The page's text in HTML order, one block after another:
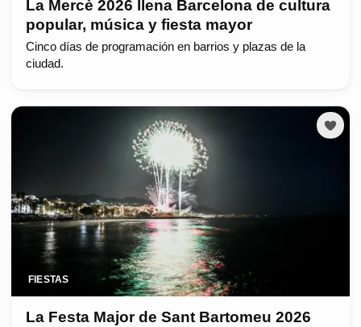
La Mercè 2026 llena Barcelona de cultura
popular, música y fiesta mayor
Cinco días de programación en barrios y plazas de la
ciudad.
FIESTAS
La Festa Major de Sant Bartomeu 2026